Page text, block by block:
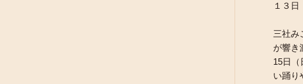
１３
三社み
が響き
15日（
い踊り